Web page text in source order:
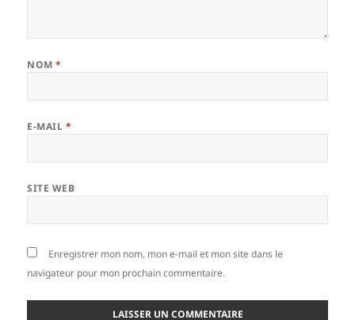
NOM*
E-MAIL *
SITE WEB
Enregistrer mon nom, mon e-mail et mon site dans le
navigateur pour mon prochain commentaire.